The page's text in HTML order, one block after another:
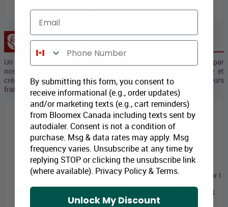
MAGASINEZ
MAGASINEZ
Collection Concepteur
Un prix "Spécial" pour les bouquets Collection d’artisans conçus par
nos professionels des Fleurs et nos artistes qui allient magie et
créativité. Ces beaux et sublimes bouquets se composent de leurs
fraichement coupées et sélectionnés par nos experts floraux.
Mothers Day Bunches
69,99 $
Designer Collection Mason Jar I
34,99 $
Email
Phone Number
By submitting this form, you consent to
receive informational (e.g., order updates)
and/or marketing texts (e.g., cart reminders)
from Bloomex Canada including texts sent by
autodialer. Consent is not a condition of
purchase. Msg & data rates may apply. Msg
frequency varies. Unsubscribe at any time by
replying STOP or clicking the unsubscribe link
(where available). Privacy Policy&Terms.
Unlock My Discount